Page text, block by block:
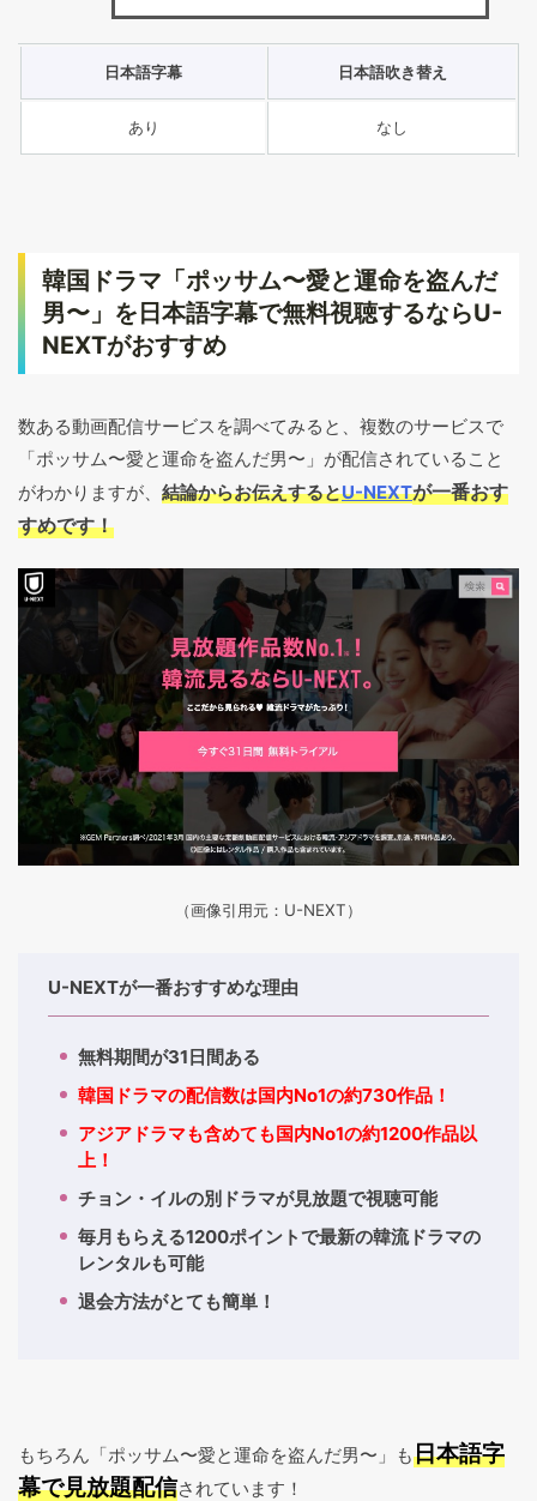
日本語字幕 日本語吹き替え
あり なし
韓国ドラマ「ポッサム〜愛と運命を盗んだ
男〜」を日本語字幕で無料視聴するならU-
NEXTがおすすめ
数ある動画配信サービスを調べてみると、複数のサービスで
「ポッサム〜愛と運命を盗んだ男〜」が配信されていること
がわかりますが、 結論からお伝えするとU-NEXTが一番おす
すめです！
（画像引用元：U-NEXT）
U-NEXTが一番おすすめな理由
無料期間が31日間ある
韓国ドラマの配信数は国内No1の約730作品！
アジアドラマも含めても国内No1の約1200作品以
上！
チョン・イルの別ドラマが見放題で視聴可能
毎月もらえる1200ポイントで最新の韓流ドラマの
レンタルも可能
退会方法がとても簡単！
もちろん「ポッサム〜愛と運命を盗んだ男〜」も日本語字
幕で見放題配信されています！